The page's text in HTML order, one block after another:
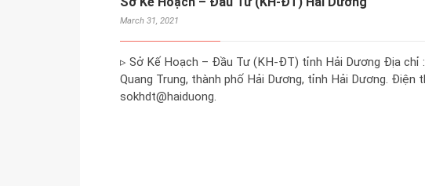
March 31, 2021
▹ Sở Kế Hoạch – Đầu Tư (KH-ĐT) tỉnh Hải Dương Địa chỉ
Quang Trung, thành phố Hải Dương, tỉnh Hải Dương. Điện
sokhdt@haiduong.